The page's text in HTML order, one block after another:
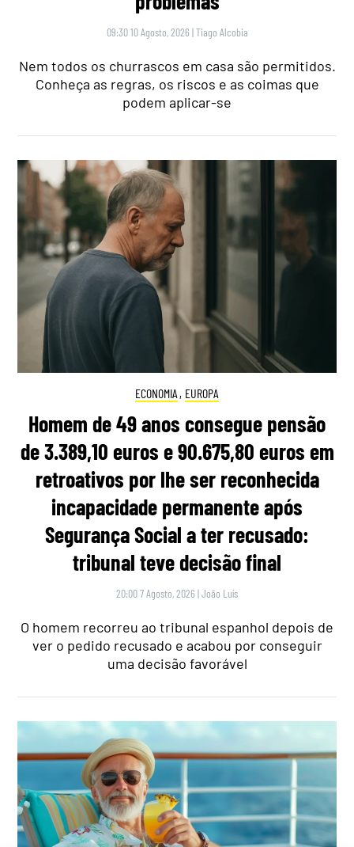
09:30 10 Agosto, 2026 |Tiago Alcobia
Nem todos os churrascos em casa são permitidos.
Conheça as regras, os riscos e as coimas que
podem aplicar-se
ECONOMIA , EUROPA
Homem de 49 anos consegue pensão
de 3.389,10 euros e 90.675,80 euros em
retroativos por lhe ser reconhecida
incapacidade permanente após
Segurança Social a ter recusado:
tribunal teve decisão final
20:00 7 Agosto, 2026 |João Luís
O homem recorreu ao tribunal espanhol depois de
ver o pedido recusado e acabou por conseguir
uma decisão favorável